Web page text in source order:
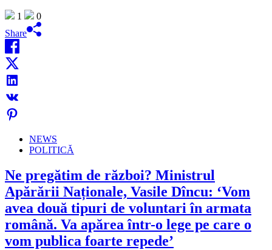
1
0
Share
NEWS
POLITICĂ
Ne pregătim de război? Ministrul
Apărării Naționale, Vasile Dîncu: ‘Vom
avea două tipuri de voluntari în armata
română. Va apărea într-o lege pe care o
vom publica foarte repede’